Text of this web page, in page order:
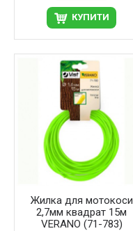
КУПИТИ
Жилка для мотокоси
2,7мм квадрат 15м
VERANO (71-783)